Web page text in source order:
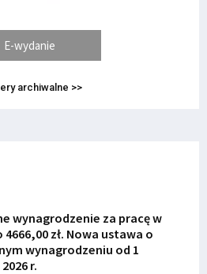
E-wydanie
archiwalne >>
wynagrodzenie za pracę w
4666,00 zł. Nowa ustawa o
wynagrodzeniu od 1
r.